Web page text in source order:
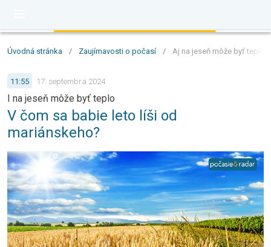
Úvodná stránka / Zaujímavosti o počasí / Aj na jeseň môže byť teplo:
11:55 17. septembra 2024
I na jeseň môže byť teplo
V čom sa babie leto líši od
mariánskeho?